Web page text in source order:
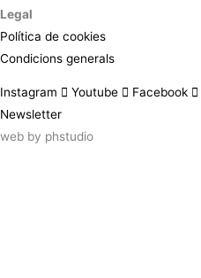
Legal
Política de cookies
Condicions generals
Instagram Youtube Facebook
Newsletter
web by phstudio